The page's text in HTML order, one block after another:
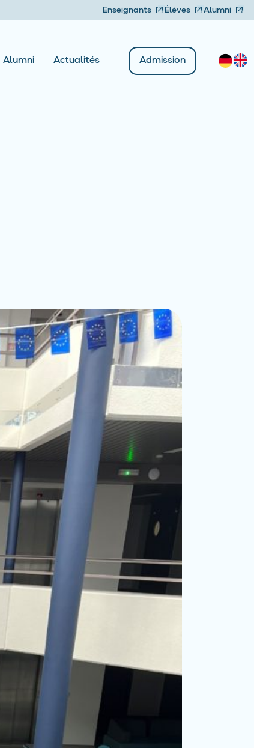
Enseignants Élèves Alumni
Alumni Actualités Admission